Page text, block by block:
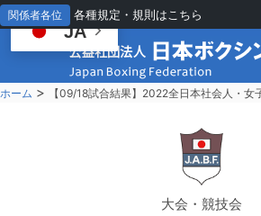
関係者各位 各種規定・規則はこちら
ホーム > 【09/18試合結果】2022全日本社会人・女
大会・競技会
JA